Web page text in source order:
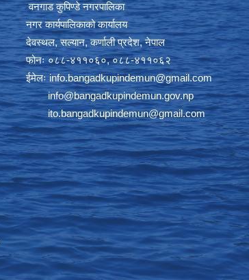
वनगाड कुपिण्डे नगरपालिका
नगर कार्यपालिकाको कार्यालय
देवस्थल, सल्यान, कर्णाली प्रदेश, नेपाल
फोनः ०८८-४११०६०, ०८८-४११०६२
ईमेलःinfo.bangadkupindemun@gmail.com
info@bangadkupindemun.gov.np
ito.bangadkupindemun@gmail.com